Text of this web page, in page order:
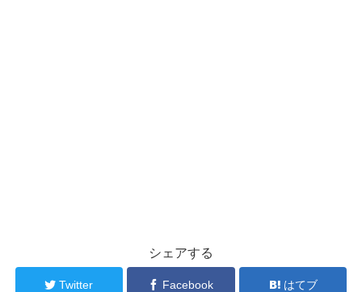
シェアする
Twitter Facebook はてブ